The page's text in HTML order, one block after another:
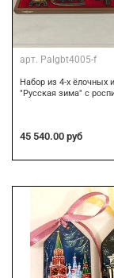
арт. Palgbt4005-f
Набор из 4-х ёлочных
"Русская зима" с
45 540.00 руб